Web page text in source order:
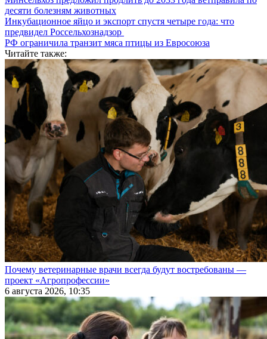
десяти болезням животных
Инкубационное яйцо и экспорт спустя четыре года: что
предвидел Россельхознадзор
РФ ограничила транзит мяса птицы из Евросоюза
Читайте также:
Почему ветеринарные врачи всегда будут востребованы —
проект «Агропрофессии»
6 августа 2026, 10:35